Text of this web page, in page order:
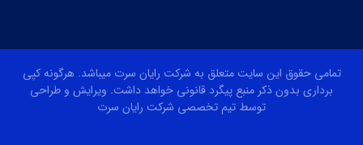
تمامی حقوق این سایت متعلق به شرکت رایان سرت میباشد. هرگونه کپی
برداری بدون ذکر منبع پیگرد قانونی خواهد داشت. ویرایش و طراحی
توسط تیم تخصصی شرکت رایان سرت